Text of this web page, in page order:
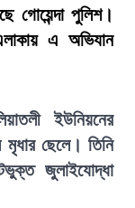
গোয়েন্দা পুলিশ।
এ অভিযান
ইউনিয়নের
মৃধার ছেলে। তিনি
জুলাইযোদ্ধা